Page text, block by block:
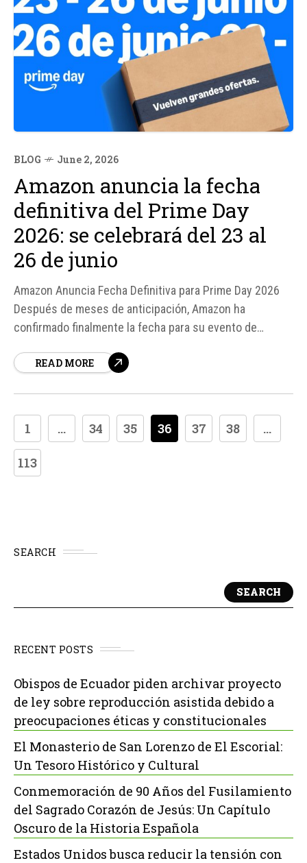
BLOG June 2, 2026
Amazon anuncia la fecha
definitiva del Prime Day
2026: se celebrará del 23 al
26 de junio
Amazon Anuncia Fecha Definitiva para Prime Day 2026
Después de meses de anticipación, Amazon ha
confirmado finalmente la fecha para su evento de
Según fuentes de la empresa, este evento se llevará a
READ MORE
1 ... 34 35 36 37 38 ...
113
SEARCH
SEARCH
RECENT POSTS
Obispos de Ecuador piden archivar proyecto
de ley sobre reproducción asistida debido a
preocupaciones éticas y constitucionales
El Monasterio de San Lorenzo de El Escorial:
Un Tesoro Histórico y Cultural
Conmemoración de 90 Años del Fusilamiento
del Sagrado Corazón de Jesús: Un Capítulo
Oscuro de la Historia Española
Estados Unidos busca reducir la tensión con